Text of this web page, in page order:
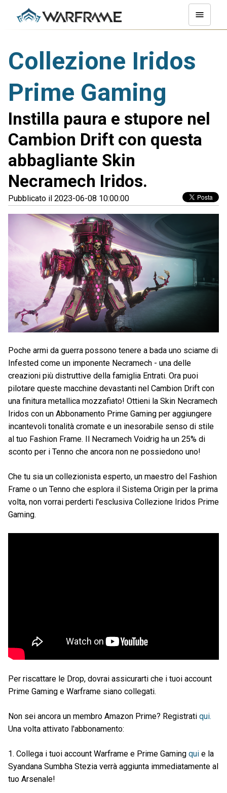
Collezione Iridos
Prime Gaming
Instilla paura e stupore nel
Cambion Drift con questa
abbagliante Skin
Necramech Iridos.
Pubblicato il 2023-06-08 10:00:00
Poche armi da guerra possono tenere a bada uno sciame di
Infested come un imponente Necramech - una delle
creazioni più distruttive della famiglia Entrati. Ora puoi
pilotare queste macchine devastanti nel Cambion Drift con
una finitura metallica mozzafiato! Ottieni la Skin Necramech
Iridos con un Abbonamento Prime Gaming per aggiungere
incantevoli tonalità cromate e un inesorabile senso di stile
al tuo Fashion Frame. Il Necramech Voidrig ha un 25% di
sconto per i Tenno che ancora non ne possiedono uno!
Che tu sia un collezionista esperto, un maestro del Fashion
Frame o un Tenno che esplora il Sistema Origin per la prima
volta, non vorrai perderti l'esclusiva Collezione Iridos Prime
Gaming.
Per riscattare le Drop, dovrai assicurarti che i tuoi account
Prime Gaming e Warframe siano collegati.
Non sei ancora un membro Amazon Prime? Registrati qui.
Una volta attivato l'abbonamento:
1. Collega i tuoi account Warframe e Prime Gaming qui e la
Syandana Sumbha Stezia verrà aggiunta immediatamente al
tuo Arsenale!